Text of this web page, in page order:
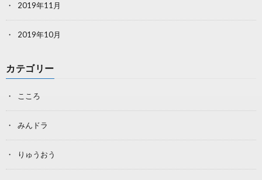
2019年11月
2019年10月
カテゴリー
こころ
みんドラ
りゅうおう